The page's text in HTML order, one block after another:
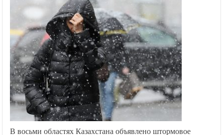
В восьми областях Казахстана объявлено штормовое